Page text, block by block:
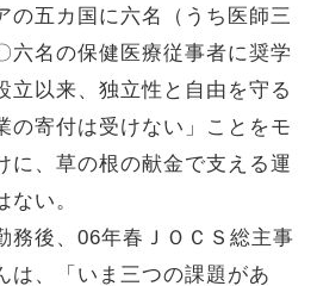
の五カ国に六名（うち医師三
六名の保健医療従事者に奨学
立以来、独立性と自由を守る
の寄付は受けない」ことをモ
に、草の根の献金で支える運
ない。
務後、06年春ＪＯＣＳ総主事
は、「いま三つの課題があ